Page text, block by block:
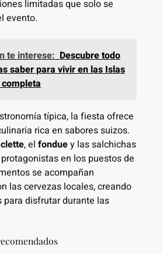
limitadas que solo se
evento.
te interese: Descubre todo
saber para vivir en las Islas
típica, la fiesta ofrece
rica en sabores suizos.
, el fonduey las salchichas
en los puestos de
se acompañan
las cervezas locales, creando
para disfrutar durante las